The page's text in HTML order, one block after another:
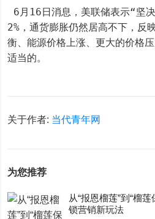
2%，通货膨胀仍然居高不下，反
衡、能源价格上涨、更大的价格
适当的。
关于作者: 当代青年网
为您推荐
从“报恩榴莲”到“榴
锁营销新玩法